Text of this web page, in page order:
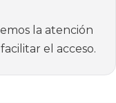
la atención
el acceso.